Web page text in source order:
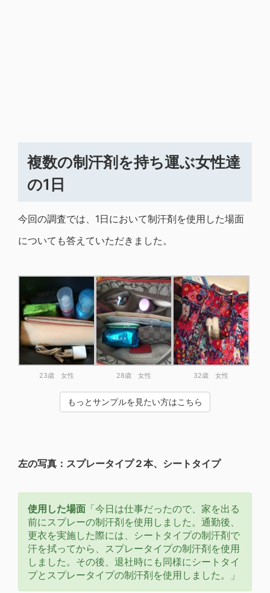
複数の制汗剤を持ち運ぶ女性達
の1日
今回の調査では、1日において制汗剤を使用した場面
についても答えていただきました。
23歳 女性 28歳 女性 32歳 女性
もっとサンプルを見たい方はこちら
左の写真：スプレータイプ２本、シートタイプ
使用した場面 「今日は仕事だったので、家を出る
前にスプレーの制汗剤を使用しました。通勤後、
更衣を実施した際には、シートタイプの制汗剤で
汗を拭ってから、スプレータイプの制汗剤を使用
しました。その後、退社時にも同様にシートタイ
プとスプレータイプの制汗剤を使用しました。」